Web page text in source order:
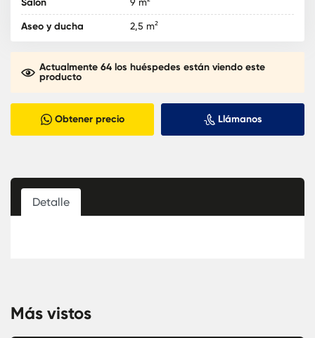
Salón
Aseo y ducha 2,5 m²
Actualmente 64 los huéspedes están viendo este
producto
Obtener precio Llámanos
Detalle
Más vistos